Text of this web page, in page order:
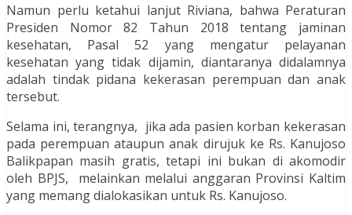
Namun perlu ketahui lanjut Riviana, bahwa Peraturan
Presiden Nomor 82 Tahun 2018 tentang jaminan
kesehatan, Pasal 52 yang mengatur pelayanan
kesehatan yang tidak dijamin, diantaranya didalamnya
adalah tindak pidana kekerasan perempuan dan anak
tersebut.
Selama ini, terangnya, jika ada pasien korban kekerasan
pada perempuan ataupun anak dirujuk ke Rs. Kanujoso
Balikpapan masih gratis, tetapi ini bukan di akomodir
oleh BPJS, melainkan melalui anggaran Provinsi Kaltim
yang memang dialokasikan untuk Rs. Kanujoso.